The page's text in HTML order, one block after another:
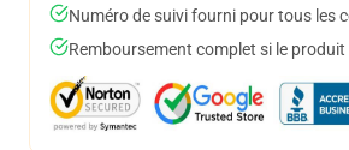
Numéro de suivi fourni pour tous les
Remboursement complet si le produit